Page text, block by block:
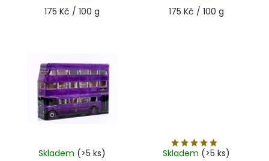
175 Kč / 100 g 175 Kč / 100 g
Skladem (>5 ks) Skladem (>5 ks)